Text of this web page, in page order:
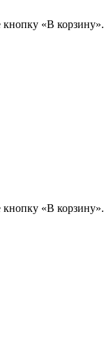
«В корзину».
«В корзину».